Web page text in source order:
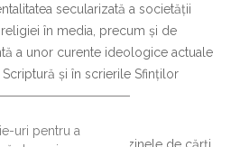
uri pentru a
secularizată a societății
în media, precum și de
a unor curente ideologice actuale
și în scrierile Sfinților